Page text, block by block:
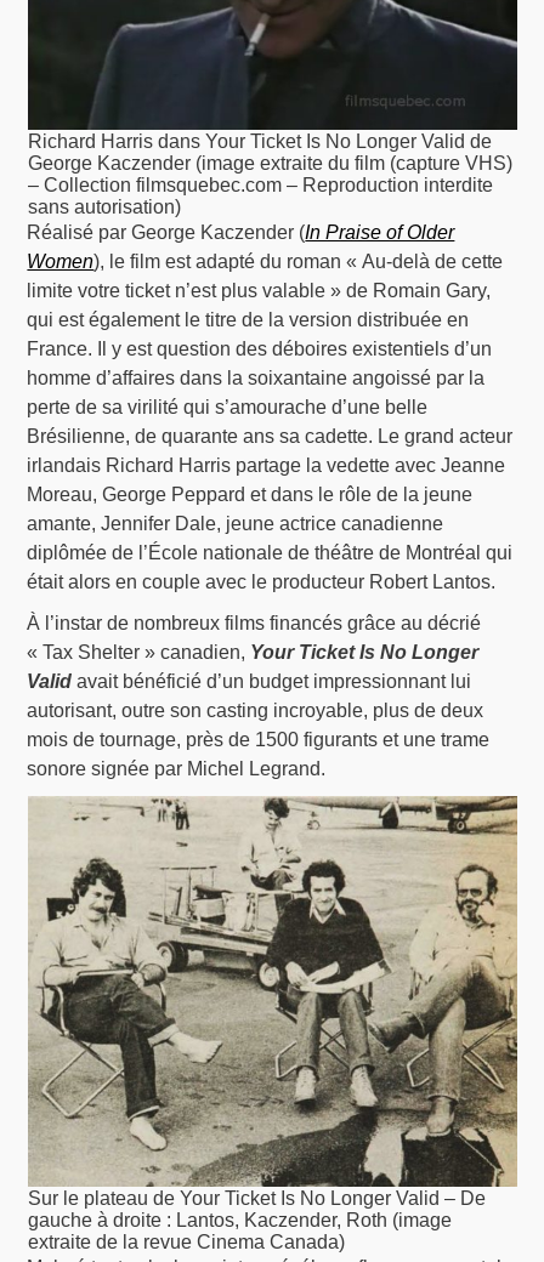
Richard Harris dans Your Ticket Is No Longer Valid de
George Kaczender (image extraite du film (capture VHS)
– Collection filmsquebec.com – Reproduction interdite
sans autorisation)
Réalisé par George Kaczender (In Praise of Older
Women), le film est adapté du roman « Au-delà de cette
limite votre ticket n’est plus valable » de Romain Gary,
qui est également le titre de la version distribuée en
France. Il y est question des déboires existentiels d’un
homme d’affaires dans la soixantaine angoissé par la
perte de sa virilité qui s’amourache d’une belle
Brésilienne, de quarante ans sa cadette. Le grand acteur
irlandais Richard Harris partage la vedette avec Jeanne
Moreau, George Peppard et dans le rôle de la jeune
amante, Jennifer Dale, jeune actrice canadienne
diplômée de l’École nationale de théâtre de Montréal qui
était alors en couple avec le producteur Robert Lantos.
À l’instar de nombreux films financés grâce au décrié
« Tax Shelter » canadien, Your Ticket Is No Longer
Valid avait bénéficié d’un budget impressionnant lui
autorisant, outre son casting incroyable, plus de deux
mois de tournage, près de 1500 figurants et une trame
sonore signée par Michel Legrand.
Sur le plateau de Your Ticket Is No Longer Valid – De
gauche à droite : Lantos, Kaczender, Roth (image
extraite de la revue Cinema Canada)